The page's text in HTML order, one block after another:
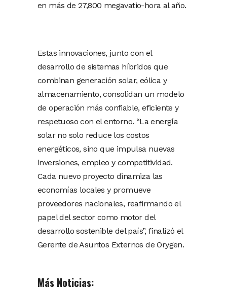
en más de 27,800 megavatio-hora al año.
Estas innovaciones, junto con el
desarrollo de sistemas híbridos que
combinan generación solar, eólica y
almacenamiento, consolidan un modelo
de operación más confiable, eficiente y
respetuoso con el entorno. “La energía
solar no solo reduce los costos
energéticos, sino que impulsa nuevas
inversiones, empleo y competitividad.
Cada nuevo proyecto dinamiza las
economías locales y promueve
proveedores nacionales, reafirmando el
papel del sector como motor del
desarrollo sostenible del país”, finalizó el
Gerente de Asuntos Externos de Orygen.
Más Noticias: